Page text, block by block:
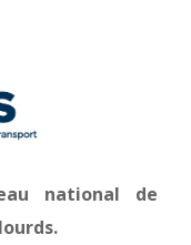
national de